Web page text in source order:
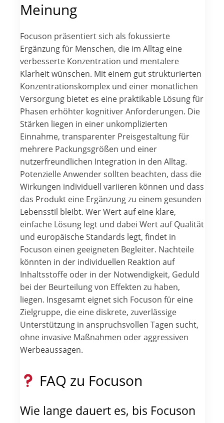
Meinung
Focuson präsentiert sich als fokussierte
Ergänzung für Menschen, die im Alltag eine
verbesserte Konzentration und mentalere
Klarheit wünschen. Mit einem gut strukturierten
Konzentrationskomplex und einer monatlichen
Versorgung bietet es eine praktikable Lösung für
Phasen erhöhter kognitiver Anforderungen. Die
Stärken liegen in einer unkomplizierten
Einnahme, transparenter Preisgestaltung für
mehrere Packungsgrößen und einer
nutzerfreundlichen Integration in den Alltag.
Potenzielle Anwender sollten beachten, dass die
Wirkungen individuell variieren können und dass
das Produkt eine Ergänzung zu einem gesunden
Lebensstil bleibt. Wer Wert auf eine klare,
einfache Lösung legt und dabei Wert auf Qualität
und europäische Standards legt, findet in
Focuson einen geeigneten Begleiter. Nachteile
könnten in der individuellen Reaktion auf
Inhaltsstoffe oder in der Notwendigkeit, Geduld
bei der Beurteilung von Effekten zu haben,
liegen. Insgesamt eignet sich Focuson für eine
Zielgruppe, die eine diskrete, zuverlässige
Unterstützung in anspruchsvollen Tagen sucht,
ohne invasive Maßnahmen oder aggressiven
Werbeaussagen.
FAQ zu Focuson
Wie lange dauert es, bis Focuson